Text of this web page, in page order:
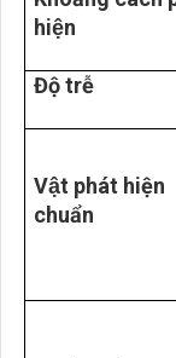
hiện
Độ trễ
Vật phát hiện
chuẩn